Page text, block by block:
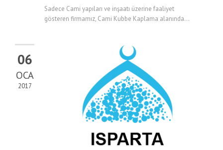
Sadece Cami yapıları ve inşaatı üzerine faaliyet
gösteren firmamız, Cami Kubbe Kaplama alanında...
06
OCA
2017